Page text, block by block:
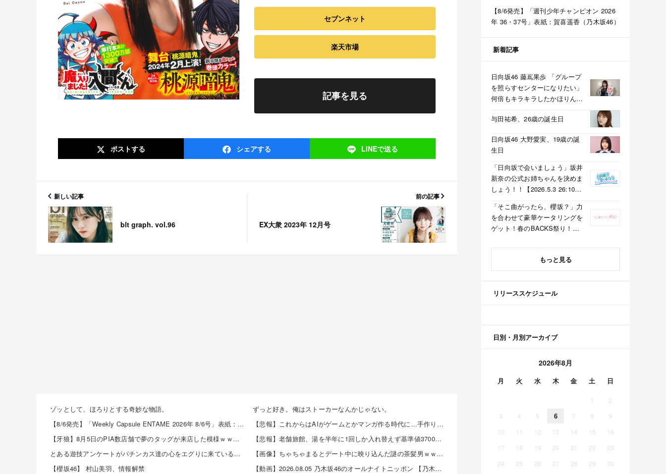
セブンネット
楽天市場
記事を見る
ポストする シェアする LINEで送る
新しい記事
blt graph. vol.96
前の記事
EX大衆 2023年 12月号
ゾッとして、ほろりとする奇妙な物語。
【8/6発売】「Weekly Capsule ENTAME 2026年 8/6号」表紙：松本日向 / 三田悠貴 南雲るい 月海つくね
【牙狼】8月5日のPIA数店舗で夢のタッグが来店した模様ｗｗｗｗｗ
とある遊技アンケートがパチンカス達の心をエグりに来ていると話題ｗｗｗｗｗ
【櫻坂46】 村山美羽、情報解禁
ずっと好き。俺はストーカーなんかじゃない。
【悲報】これからはAIがゲームとかマンガ作る時代に…手作りはオワコン？ 他
【悲報】老舗旅館、湯を半年に1回しか入れ替えず基準値3700倍のレジオネラ菌増殖…その理由がこれｗｗｗｗ 他
【画像】ちゃちゃまるとデート中に映り込んだ謎の茶髪男ｗｗｗｗｗ 他
【動画】2026.08.05 乃木坂46のオールナイトニッポン 【乃木坂46 井上和】
【8/6発売】「週刊少年チャンピオン 2026
年 36・37号」表紙：賀喜遥香（乃木坂46）
新着記事
日向坂46 藤嶌果歩 「グループ
を照らすセンターになりたい」
何倍もキラキラしたかほりんが
与田祐希、26歳の誕生日
日向坂46 大野愛実、19歳の誕
生日
「日向坂で会いましょう」坂井
新奈の公式お姉ちゃんを決めま
しょう！！【2026.5.3 26:10〜
「そこ曲がったら、櫻坂？」力
を合わせて豪華ケータリングを
ゲット！春のBACKS祭り！
京】
もっと見る
リリーススケジュール
日別・月別アーカイブ
2026年8月
月 火 水 木 金 土 日
1
2
3
4 5 6 7 8
9
10
11 12 13 14 15
16
17
18 19 20 21 22
23
24
25 26 27 28 29
30